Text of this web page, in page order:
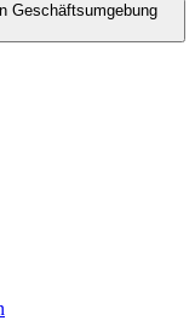
Geschäftsumgebung